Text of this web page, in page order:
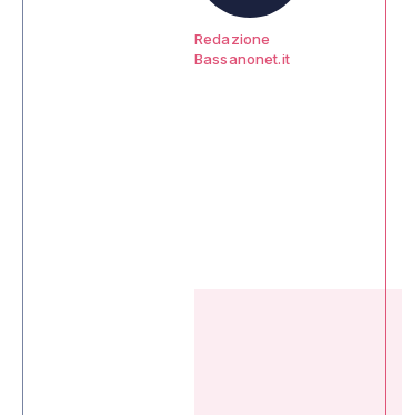
Redazione
Bassanonet.it